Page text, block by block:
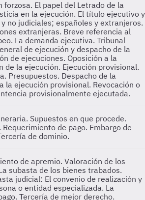
forzosa. El papel del Letrado de la
en la ejecución. El título ejecutivo y
no judiciales; españoles y extranjeros.
extranjeras. Breve referencia al
La demanda ejecutiva. Tribunal
de ejecución y despacho de la
de ejecuciones. Oposición a la
de la ejecución. Ejecución provisional.
Presupuestos. Despacho de la
la ejecución provisional. Revocación o
provisionalmente ejecutada.
Supuestos en que procede.
de pago. Embargo de
de dominio.
de apremio. Valoración de los
subasta de los bienes trabados.
judicial: El convenio de realización y
o entidad especializada. La
Tercería de mejor derecho.